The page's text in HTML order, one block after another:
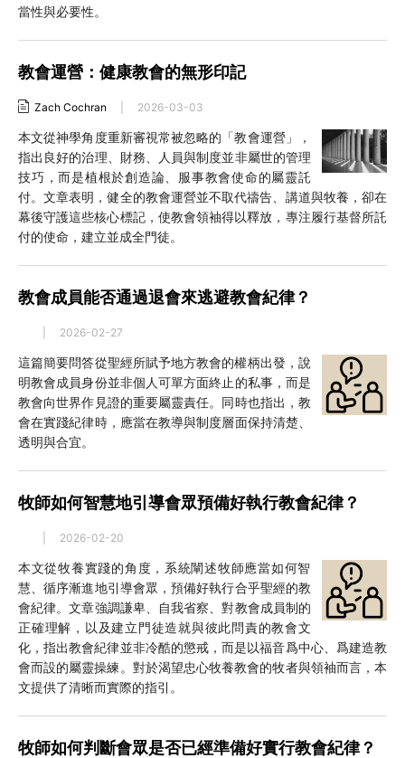
當性與必要性。
教會運營：健康教會的無形印記
Zach Cochran 2026-03-03
本文從神學角度重新審視常被忽略的「教會運營」，
指出良好的治理、財務、人員與制度並非屬世的管理
技巧，而是植根於創造論、服事教會使命的屬靈託
付。文章表明，健全的教會運營並不取代禱告、講道與牧養，卻在
幕後守護這些核心標記，使教會領袖得以釋放，專注履行基督所託
付的使命，建立並成全門徒。
教會成員能否通過退會來逃避教會紀律？
2026-02-27
這篇簡要問答從聖經所賦予地方教會的權柄出發，說
明教會成員身份並非個人可單方面終止的私事，而是
教會向世界作見證的重要屬靈責任。同時也指出，教
會在實踐紀律時，應當在教導與制度層面保持清楚、
透明與合宜。
牧師如何智慧地引導會眾預備好執行教會紀律？
2026-02-20
本文從牧養實踐的角度，系統闡述牧師應當如何智
慧、循序漸進地引導會眾，預備好執行合乎聖經的教
會紀律。文章強調謙卑、自我省察、對教會成員制的
正確理解，以及建立門徒造就與彼此問責的教會文
化，指出教會紀律並非冷酷的懲戒，而是以福音爲中心、爲建造教
會而設的屬靈操練。對於渴望忠心牧養教會的牧者與領袖而言，本
文提供了清晰而實際的指引。
牧師如何判斷會眾是否已經準備好實行教會紀律？